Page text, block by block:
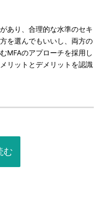
あり、合理的な水準のセキ
を選んでもいいし、両方の
MFAのアプローチを採用し
リットとデメリットを認識
む